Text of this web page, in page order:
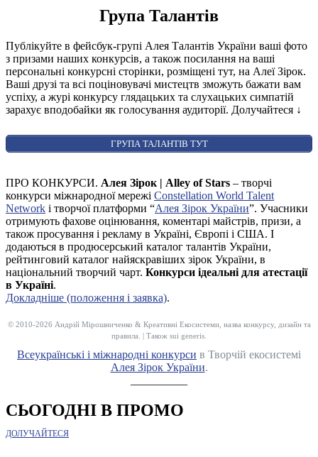
Група Талантів
Публікуйте в фейсбук-групі Алея Талантів України ваші фото
з призами наших конкурсів, а також посилання на ваші
персональні конкурсні сторінки, розміщені тут, на Алеї Зірок.
Ваші друзі та всі поціновувачі мистецтв зможуть бажати вам
успіху, а журі конкурсу глядацьких та слухацьких симпатій
зарахує вподобайки як голосування аудиторії. Долучайтеся ↓
ГРУПА ТАЛАНТІВ ТУТ
ПРО КОНКУРСИ. Алея Зірок | Alley of Stars – творчі
конкурси міжнародної мережі Constellation World Talent
Network і творчої платформи “Алея Зірок України”. Учасники
отримують фахове оцінювання, коментарі майстрів, призи, а
також просування і рекламу в Україні, Європі і США. І
додаються в продюсерський каталог талантів України,
рейтинговий каталог найяскравіших зірок України, в
національний творчий чарт. Конкурси ідеальні для атестації
в Україні.
Докладніше (положення і заявка).
© 2010-2026 Андрій Мірошниченко & Креативні Екосистеми, назва конкурсу, дизайн та
правила. | Також sui generis.
Всеукраїнські і міжнародні конкурси в Творчій екосистемі
Алея Зірок України.
СЬОГОДНІ В ПРОМО
ДОЛУЧАЙТЕСЯ